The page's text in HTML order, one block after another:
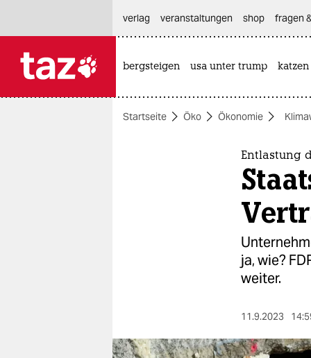
themen
nord
verlag
veranstaltungen shop fragen
bergsteigen usa unter trump katzen
Startseite Öko Ökonomie
Entlastung
ja, wie?
weiter.
11.9.2023